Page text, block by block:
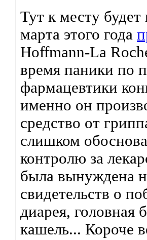
Тут к месту
марта этого года
Hoffmann-La
время паники по
фармацевтики
именно он
средство от
слишком
контролю за
была вынуждена
свидетельств о
диарея, головная
кашель... Короче